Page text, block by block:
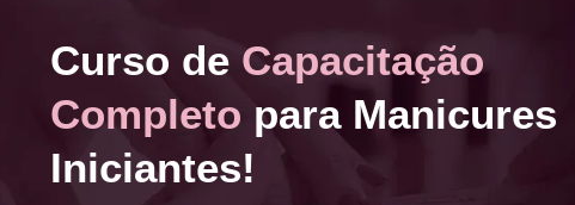
Curso de Capacitação
Completo para Manicures
Iniciantes!